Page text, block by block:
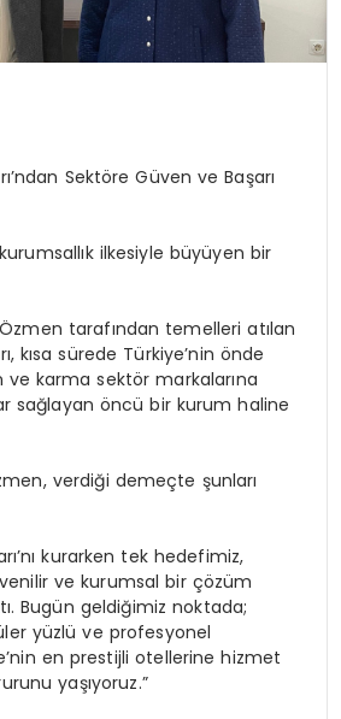
Sektöre Güven ve Başarı
ilkesiyle büyüyen bir
tarafından temelleri atılan
kısa sürede Türkiye’nin önde
karma sektör markalarına
sağlayan öncü bir kurum haline
verdiği demeçte şunları
kurarken tek hedefimiz,
ve kurumsal bir çözüm
Bugün geldiğimiz noktada;
yüzlü ve profesyonel
en prestijli otellerine hizmet
yaşıyoruz.”